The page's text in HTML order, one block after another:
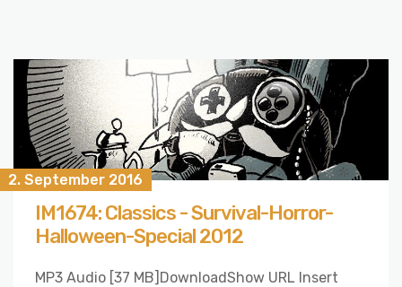
2. September 2016
IM1674: Classics - Survival-Horror-
Halloween-Special 2012
MP3 Audio [37 MB]DownloadShow URL Insert